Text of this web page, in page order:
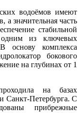
водоёмов имеют
а значительная часть
стабильной
из ключевых
основу комплекса
бокового
на глубинах от 1
на базах
Санкт-Петербурга. С
прибрежные